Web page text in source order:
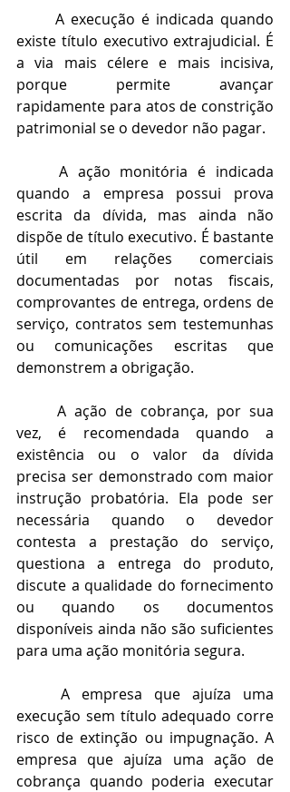
existe título executivo extrajudicial. É
a via mais célere e mais incisiva,
porque permite avançar
rapidamente para atos de constrição
patrimonial se o devedor não pagar.
quando a empresa possui prova
escrita da dívida, mas ainda não
dispõe de título executivo. É bastante
útil em relações comerciais
documentadas por notas fiscais,
comprovantes de entrega, ordens de
serviço, contratos sem testemunhas
ou comunicações escritas que
demonstrem a obrigação.
vez, é recomendada quando a
existência ou o valor da dívida
precisa ser demonstrado com maior
instrução probatória. Ela pode ser
necessária quando o devedor
contesta a prestação do serviço,
questiona a entrega do produto,
discute a qualidade do fornecimento
ou quando os documentos
disponíveis ainda não são suficientes
para uma ação monitória segura.
execução sem título adequado corre
risco de extinção ou impugnação. A
empresa que ajuíza uma ação de
cobrança quando poderia executar